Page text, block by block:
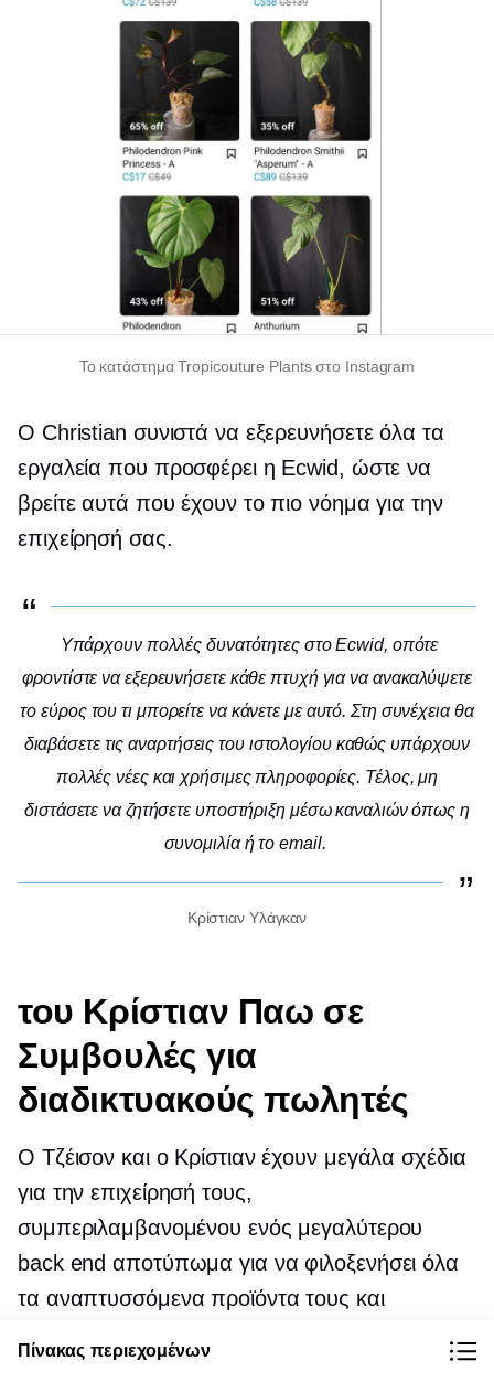
Το κατάστημα Tropicouture Plants στο Instagram
Ο Christian συνιστά να εξερευνήσετε όλα τα
εργαλεία που προσφέρει η Ecwid, ώστε να
βρείτε αυτά που έχουν το πιο νόημα για την
επιχείρησή σας.
Υπάρχουν πολλές δυνατότητες στο Ecwid, οπότε
φροντίστε να εξερευνήσετε κάθε πτυχή για να ανακαλύψετε
το εύρος του τι μπορείτε να κάνετε με αυτό. Στη συνέχεια θα
διαβάσετε τις αναρτήσεις του ιστολογίου καθώς υπάρχουν
πολλές νέες και χρήσιμες πληροφορίες. Τέλος, μη
διστάσετε να ζητήσετε υποστήριξη μέσω καναλιών όπως η
συνομιλία ή το email.
Κρίστιαν Υλάγκαν
του Κρίστιαν Παω σε
Συμβουλές για
διαδικτυακούς πωλητές
Ο Τζέισον και ο Κρίστιαν έχουν μεγάλα σχέδια
για την επιχείρησή τους,
συμπεριλαμβανομένου ενός μεγαλύτερου
back end αποτύπωμα για να φιλοξενήσει όλα
τα αναπτυσσόμενα προϊόντα τους και
Πίνακας περιεχομένων